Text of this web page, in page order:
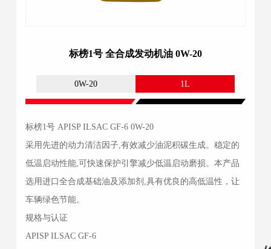
标榜1号 全合成发动机油 0W-20
0W-20 1L
标榜1号 APISP ILSAC GF-6 0W-20
采用先进的动力清洁因子,有效减少油泥积碳生成。稳定的
低温启动性能,可快速保护引擎减少低温启动磨损。本产品
选用进口全合成基础油及添加剂,具有优良的高低温性，让
车辆绿色节能。
规格与认证
APISP ILSAC GF-6